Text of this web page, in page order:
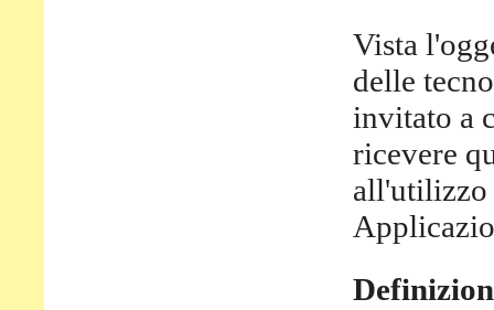
Vista
delle
invitato a
ricevere
all'utilizzo